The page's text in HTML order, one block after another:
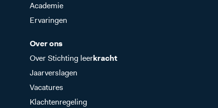
Academie
Ervaringen
Over ons
Over Stichting leerkracht
Jaarverslagen
Vacatures
Klachtenregeling